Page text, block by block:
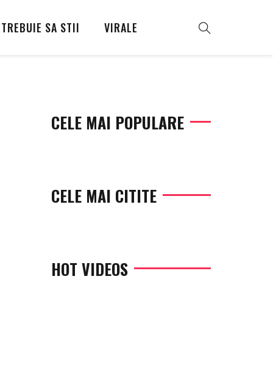
TREBUIE SA STII VIRALE
CELE MAI POPULARE
CELE MAI CITITE
HOT VIDEOS